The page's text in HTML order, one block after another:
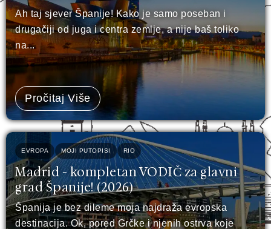
Ah taj sjever Španije! Kako je samo poseban i
drugačiji od juga i centra zemlje, a nije baš toliko
na...
Pročitaj Više
EVROPA MOJI PUTOPISI RIO
Madrid - kompletan VODIČ za glavni
grad Španije! (2026)
Španija je bez dileme moja najdraža evropska
destinacija. Ok, pored Grčke i njenih ostrva koje